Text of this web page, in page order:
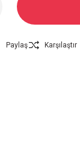
Paylaş Karşılaştır